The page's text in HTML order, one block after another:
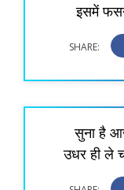
इसमें
SHARE:
सुना है
उधर ही ले